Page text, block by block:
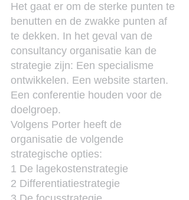
Het gaat er om de sterke punten te
benutten en de zwakke punten af
te dekken. In het geval van de
consultancy organisatie kan de
strategie zijn: Een specialisme
ontwikkelen. Een website starten.
Een conferentie houden voor de
doelgroep.
Volgens Porter heeft de
organisatie de volgende
strategische opties:
1 De lagekostenstrategie
2 Differentiatiestrategie